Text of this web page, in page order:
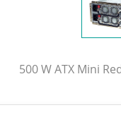
500 W ATX Mini